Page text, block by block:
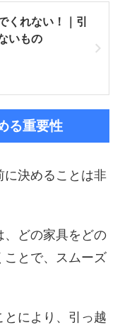
くれない！｜引
いもの
る重要性
に決めることは非
、どの家具をどの
ことで、スムーズ
により、引っ越